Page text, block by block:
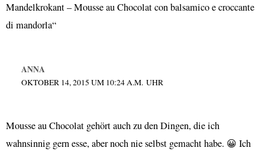
Mandelkrokant – Mousse au Chocolat con balsamico e croccante
di mandorla“
ANNA
OKTOBER 14, 2015 UM 10:24 A.M. UHR
Mousse au Chocolat gehört auch zu den Dingen, die ich
wahnsinnig gern esse, aber noch nie selbst gemacht habe. 😀 Ich